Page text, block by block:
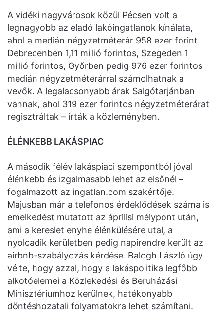
A vidéki nagyvárosok közül Pécsen volt a
legnagyobb az eladó lakóingatlanok kínálata,
ahol a medián négyzetméterár 958 ezer forint.
Debrecenben 1,11 millió forintos, Szegeden 1
millió forintos, Győrben pedig 976 ezer forintos
medián négyzetméterárral számolhatnak a
vevők. A legalacsonyabb árak Salgótarjánban
vannak, ahol 319 ezer forintos négyzetméterárat
regisztráltak – írták a közleményben.
ÉLÉNKEBB LAKÁSPIAC
A második félév lakáspiaci szempontból jóval
élénkebb és izgalmasabb lehet az elsőnél –
fogalmazott az ingatlan.com szakértője.
Májusban már a telefonos érdeklődések száma is
emelkedést mutatott az áprilisi mélypont után,
ami a kereslet enyhe élénkülésére utal, a
nyolcadik kerületben pedig napirendre került az
airbnb-szabályozás kérdése. Balogh László úgy
vélte, hogy azzal, hogy a lakáspolitika legfőbb
alkotóelemei a Közlekedési és Beruházási
Minisztériumhoz kerülnek, hatékonyabb
döntéshozatali folyamatokra lehet számítani.